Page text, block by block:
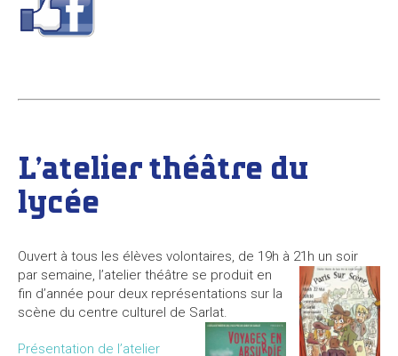
L’atelier théâtre du
lycée
Ouvert à tous les élèves volontaires, de 19h à 21h un soir
par semaine, l’atelier théâtre se produit en
fin d’année pour deux représentations sur la
scène du centre culturel de Sarlat.
Présentation de l’atelier